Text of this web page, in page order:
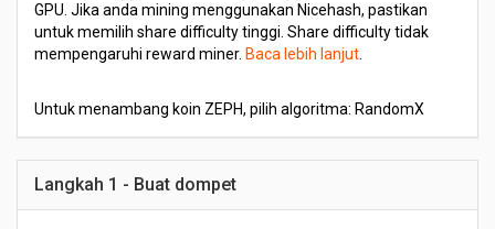
GPU. Jika anda mining menggunakan Nicehash, pastikan
untuk memilih share difficulty tinggi. Share difficulty tidak
mempengaruhi reward miner. Baca lebih lanjut
Untuk menambang koin ZEPH, pilih algoritma: RandomX
Langkah 1 - Buat dompet